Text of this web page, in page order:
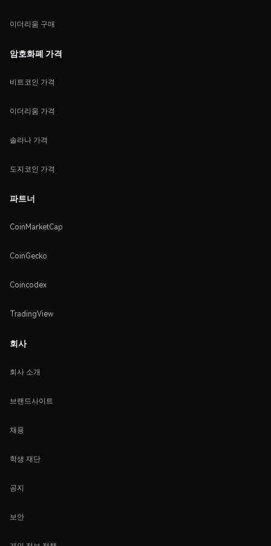
이더리움 구매
암호화폐 가격
비트코인 가격
이더리움 가격
솔라나 가격
도지코인 가격
파트너
CoinMarketCap
CoinGecko
Coincodex
TradingView
회사
회사 소개
브랜드사이트
채용
학생 재단
공지
보안